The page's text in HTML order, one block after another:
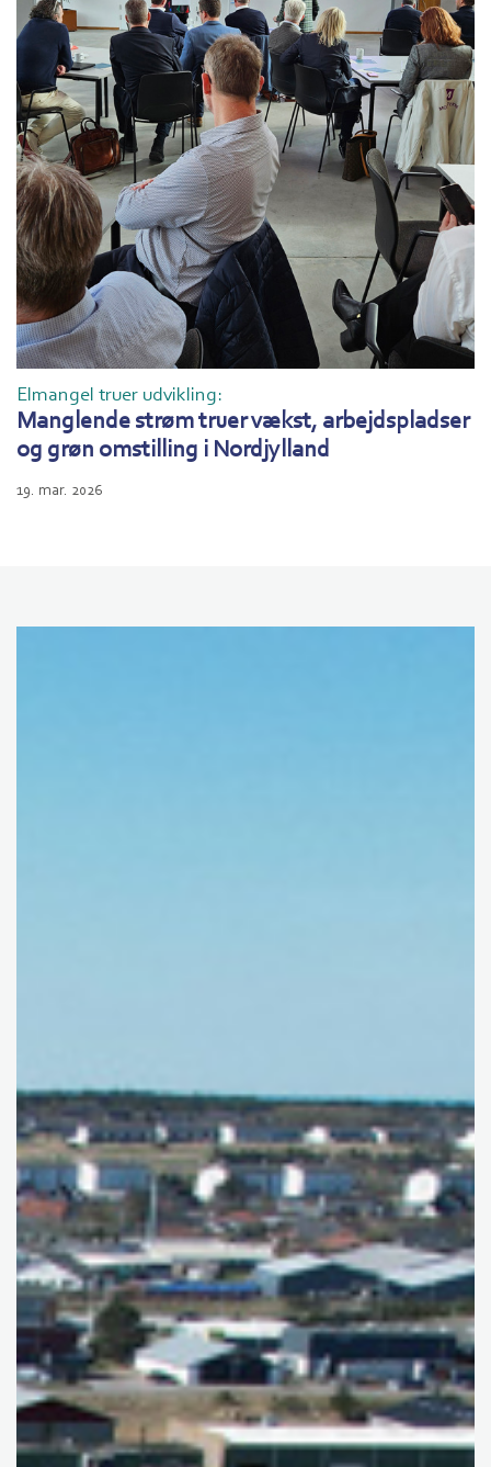
Elmangel truer udvikling:
Manglende strøm truer vækst, arbejdspladser
og grøn omstilling i Nordjylland
19. mar. 2026